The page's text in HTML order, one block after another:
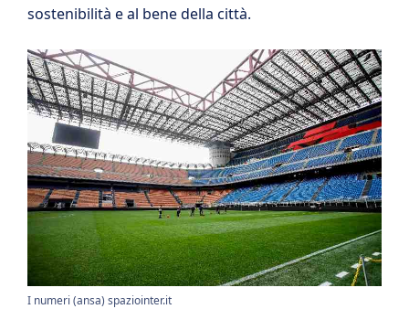
sostenibilità e al bene della città.
I numeri (ansa) spaziointer.it